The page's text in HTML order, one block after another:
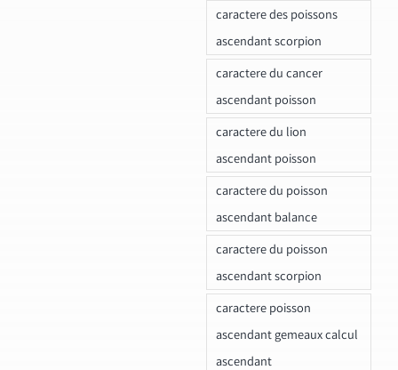
caractere des poissons
ascendant scorpion
caractere du cancer
ascendant poisson
caractere du lion
ascendant poisson
caractere du poisson
ascendant balance
caractere du poisson
ascendant scorpion
caractere poisson
ascendant gemeaux calcul
ascendant